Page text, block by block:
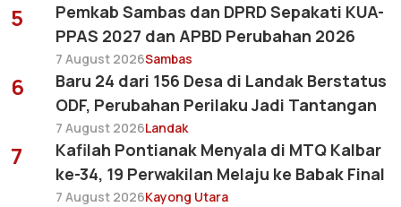
5
Pemkab Sambas dan DPRD Sepakati KUA-
PPAS 2027 dan APBD Perubahan 2026
7 August 2026Sambas
6
Baru 24 dari 156 Desa di Landak Berstatus
ODF, Perubahan Perilaku Jadi Tantangan
7 August 2026Landak
7
Kafilah Pontianak Menyala di MTQ Kalbar
ke-34, 19 Perwakilan Melaju ke Babak Final
7 August 2026Kayong Utara